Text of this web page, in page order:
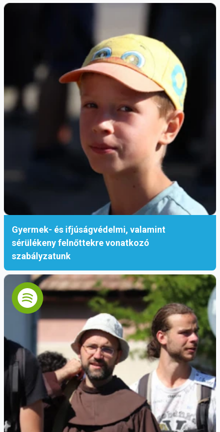
Gyermek- és ifjúságvédelmi, valamint
sérülékeny felnőttekre vonatkozó
szabályzatunk